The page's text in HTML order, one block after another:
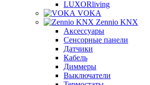
LUXORliving
VOKA
Zennio KNX
Аксессуары
Сенсорные панели
Датчики
Кабель
Диммеры
Выключатели